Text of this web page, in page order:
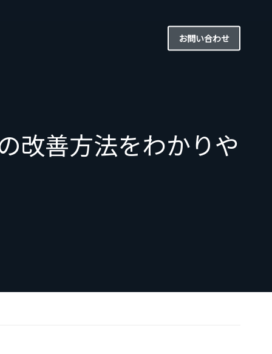
お問い合わせ
改善方法をわかりや